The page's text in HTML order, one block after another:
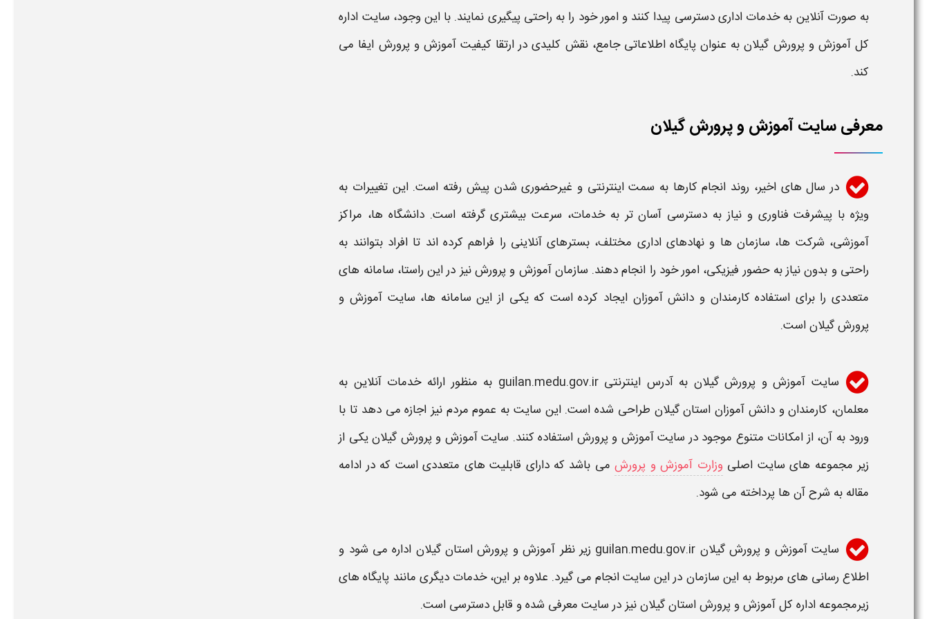
به صورت آنلاین به خدمات اداری دسترسی پیدا کنند و امور خود را به راحتی پیگیری نمایند. با این وجود، سایت اداره
کل آموزش و پرورش گیلانبه عنوان پایگاه اطلاعاتی جامع، نقش کلیدی در ارتقا کیفیتآموزش و پرورش ایفا می
کند.
معرفی سایت آموزش و پرورش گیلان
در سال های اخیر، روند انجام کارها به سمت اینترنتی و غیرحضوری شدن پیش رفته است. این تغییرات به
ویژه با پیشرفت فناوری و نیاز به دسترسی آسان تر به خدمات، سرعت بیشتری گرفته است. دانشگاه ها، مراکز
آموزشی، شرکت ها، سازمان ها و نهادهای اداری مختلف، بسترهای آنلاینی را فراهم کرده اند تا افراد بتوانند به
راحتی و بدون نیاز به حضور فیزیکی، امور خود را انجام دهند. سازمان آموزش و پرورشنیز در این راستا، سامانه های
متعددیرا برای استفاده کارمندان و دانش آموزان ایجاد کرده است که یکی از این سامانه ها، سایت آموزش و
پرورش گیلاناست.
سایت آموزش و پرورش گیلان به آدرس اینترنتیguilan.medu.gov.ir به منظور ارائه خدمات آنلاین به
معلمان، کارمندان و دانش آموزان استان گیلان طراحی شده است. این سایت به عموم مردم نیز اجازه می دهد تا با
ورود به آن، ازامکانات متنوع موجود در سایت آموزش و پرورش استفاده کنند. سایت آموزش و پرورش گیلانیکی از
زیر مجموعه های سایت اصلی وزارت آموزش و پرورشمی باشد که دارای قابلیت های متعددی است که در ادامه
مقاله به شرح آن ها پرداخته می شود.
سایت آموزش و پرورش گیلان guilan.medu.gov.ir زیر نظر آموزش و پرورش استان گیلان اداره می شود و
اطلاع رسانی های مربوط به این سازمان در این سایتانجام می گیرد. علاوه بر این، خدمات دیگری مانند پایگاه های
زیرمجموعه اداره کل آموزش و پرورش استان گیلاننیز درسایت معرفی شده و قابل دسترسی است.